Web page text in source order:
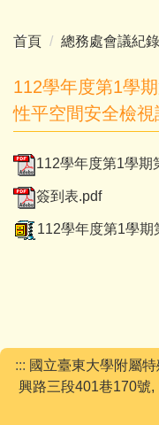
首頁 總務處會議紀錄
112學年度第1學
性平空間安全檢
112學年度第1學期
簽到表.pdf
112學年度第1學
::: 國立臺東大學附屬
興路三段401巷170號,